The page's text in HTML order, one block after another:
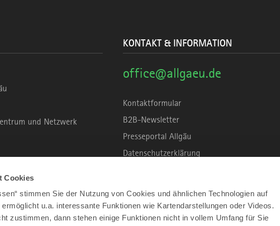
Cookies
stimmen Sie der Nutzung von Cookies und ähnlichen Technologien auf
u.a. interessante Funktionen wie Kartendarstellungen oder Videos.
zustimmen, dann stehen einige Funktionen nicht in vollem Umfang für Sie
und Netzwerk
KONTAKT & INFORMATION
office@allgaeu.de
Kontaktformular
B2B-Newsletter
Presseportal Allgäu
Datenschutzerklärung
Unsere Haltung zu Künstlicher Intelligenz
Impressum